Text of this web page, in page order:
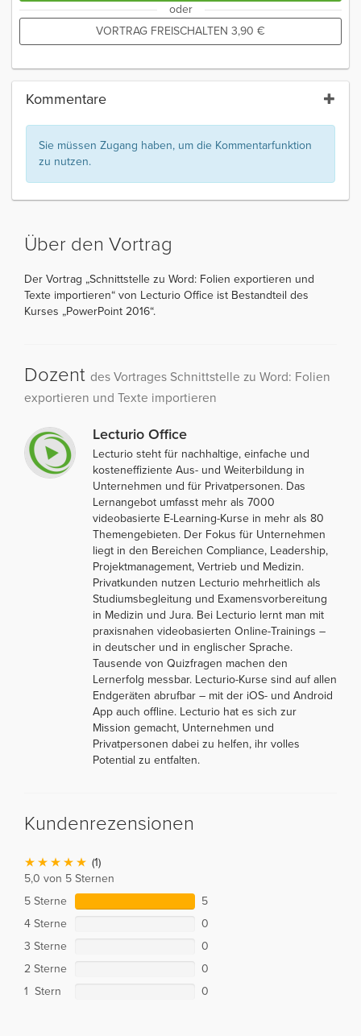
oder
VORTRAG FREISCHALTEN 3,90 €
Kommentare
Sie müssen Zugang haben, um die Kommentarfunktion
zu nutzen.
Über den Vortrag
Der Vortrag „Schnittstelle zu Word: Folien exportieren und
Texte importieren“ von Lecturio Office ist Bestandteil des
Kurses „PowerPoint 2016“.
Dozent des Vortrages Schnittstelle zu Word: Folien
exportieren und Texte importieren
Lecturio Office
Lecturio steht für nachhaltige, einfache und
kosteneffiziente Aus- und Weiterbildung in
Unternehmen und für Privatpersonen. Das
Lernangebot umfasst mehr als 7000
videobasierte E-Learning-Kurse in mehr als 80
Themengebieten. Der Fokus für Unternehmen
liegt in den Bereichen Compliance, Leadership,
Projektmanagement, Vertrieb und Medizin.
Privatkunden nutzen Lecturio mehrheitlich als
Studiumsbegleitung und Examensvorbereitung
in Medizin und Jura. Bei Lecturio lernt man mit
praxisnahen videobasierten Online-Trainings –
in deutscher und in englischer Sprache.
Tausende von Quizfragen machen den
Lernerfolg messbar. Lecturio-Kurse sind auf allen
Endgeräten abrufbar – mit der iOS- und Android
App auch offline. Lecturio hat es sich zur
Mission gemacht, Unternehmen und
Privatpersonen dabei zu helfen, ihr volles
Potential zu entfalten.
Kundenrezensionen
(1)
5,0 von 5 Sternen
5 Sterne
5
4 Sterne
0
3 Sterne
0
2 Sterne
0
1 Stern
0